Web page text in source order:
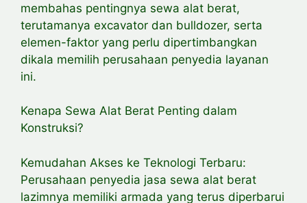
membahas pentingnya sewa alat berat,
terutamanya excavator dan bulldozer, serta
elemen-faktor yang perlu dipertimbangkan
dikala memilih perusahaan penyedia layanan
ini.
Kenapa Sewa Alat Berat Penting dalam
Konstruksi?
Kemudahan Akses ke Teknologi Terbaru:
Perusahaan penyedia jasa sewa alat berat
lazimnya memiliki armada yang terus diperbarui